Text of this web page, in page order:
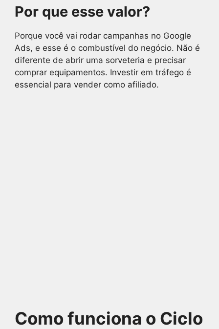
Por que esse valor?
Porque você vai rodar campanhas no Google
Ads, e esse é o combustível do negócio. Não é
diferente de abrir uma sorveteria e precisar
comprar equipamentos. Investir em tráfego é
essencial para vender como afiliado.
Como funciona o Ciclo